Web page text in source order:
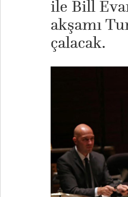
ile Bill
akşamı
çalacak.